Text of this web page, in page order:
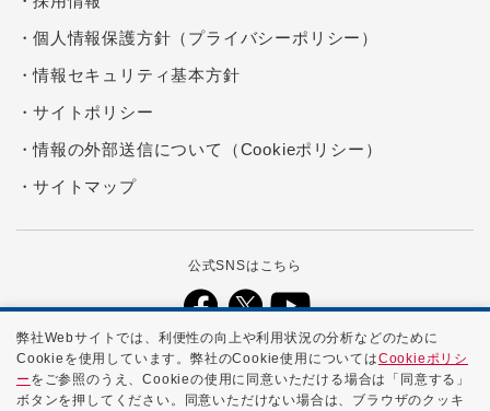
個人情報保護方針（プライバシーポリシー）
情報セキュリティ基本方針
サイトポリシー
情報の外部送信について（Cookieポリシー）
サイトマップ
公式SNSはこちら
本ホームページに記載する会社名、商品名、ブランド名などは、各社の
商号、登録商標、または商標です。
弊社Webサイトでは、利便性の向上や利用状況の分析などのために
Cookieを使用しています。弊社のCookie使用についてはCookieポリシ
ー をご参照のうえ、Cookieの使用に同意いただける場合は「同意する」
ボタンを押してください。同意いただけない場合は、ブラウザのクッキ